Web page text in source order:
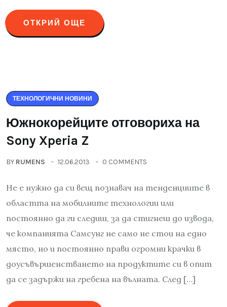
ОТКРИЙ ОЩЕ
ТЕХНОЛОГИЧНИ НОВИНИ
Южнокорейците отговориха на
Sony Xperia Z
BY RUMENS 12.06.2013 0 COMMENTS
Не е нужно да си вещ познавач на тенденциите в
областта на мобилните технологии или
постоянно да ги следиш, за да стигнеш до извода,
че компанията Самсунг не само не стои на едно
място, но и постоянно прави огромни крачки в
доусъвършенстването на продуктите си в опит
да се задържи на гребена на вълната. След […]